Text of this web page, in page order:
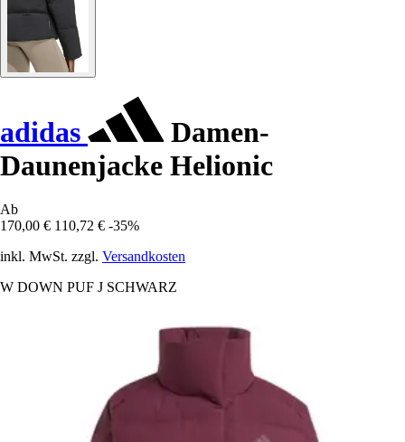
adidas
Damen-
Daunenjacke Helionic
Ab
170,00 € 110,72 € -35%
inkl. MwSt. zzgl. Versandkosten
W DOWN PUF J SCHWARZ